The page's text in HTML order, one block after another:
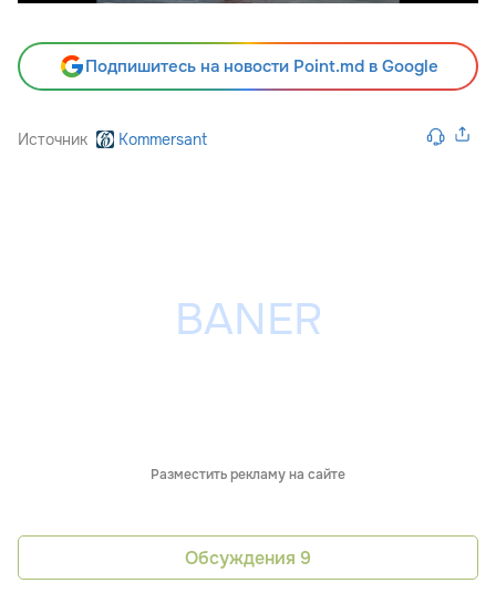
Подпишитесь на новости Point.md в Google
Источник Kommersant
Разместить рекламу на сайте
Обсуждения 9